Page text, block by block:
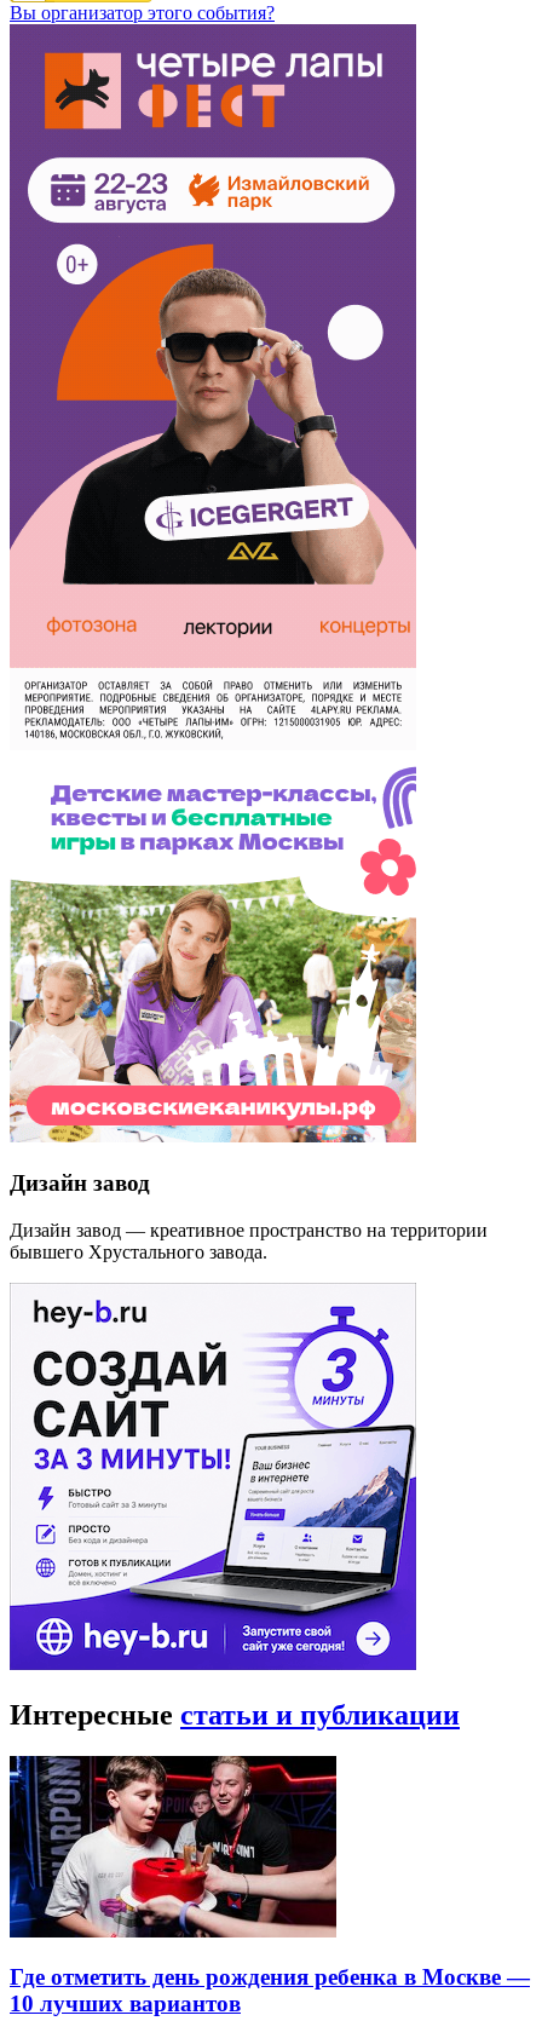
Вы организатор этого события?
Дизайн завод
Дизайн завод — креативное пространство на территории
бывшего Хрустального завода.
Интересные статьи и публикации
Где отметить день рождения ребенка в Москве —
10 лучших вариантов